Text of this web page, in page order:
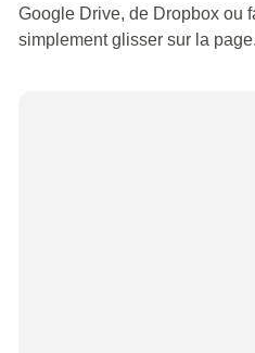
Google Drive, de Dropbox ou
simplement glisser sur la page.